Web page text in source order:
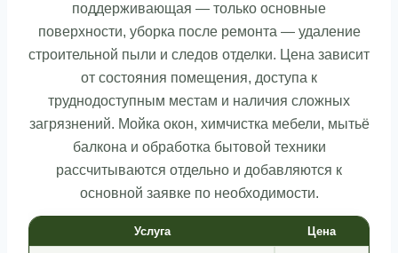
поддерживающая — только основные
поверхности, уборка после ремонта — удаление
строительной пыли и следов отделки. Цена зависит
от состояния помещения, доступа к
труднодоступным местам и наличия сложных
загрязнений. Мойка окон, химчистка мебели, мытьё
балкона и обработка бытовой техники
рассчитываются отдельно и добавляются к
основной заявке по необходимости.
Услуга Цена